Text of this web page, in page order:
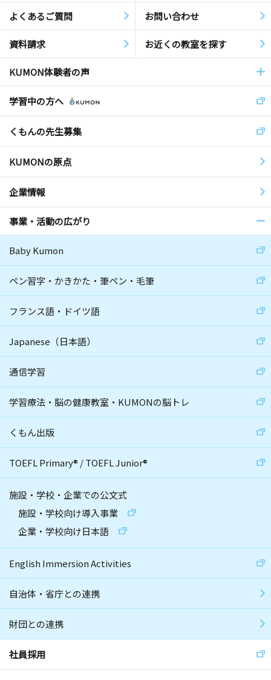
よくあるご質問 お問い合わせ
資料請求 お近くの教室を探す
KUMON体験者の声
学習中の方へ
くもんの先生募集
KUMONの原点
企業情報
事業・活動の広がり
Baby Kumon
ペン習字・かきかた・筆ペン・毛筆
フランス語・ドイツ語
Japanese（日本語）
通信学習
学習療法・脳の健康教室・KUMONの脳トレ
くもん出版
TOEFL Primary® /TOEFL Junior®
施設・学校・企業での公文式
施設・学校向け導入事業
企業・学校向け日本語
English Immersion Activities
自治体・省庁との連携
財団との連携
社員採用